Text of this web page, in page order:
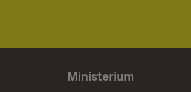
Ministerium